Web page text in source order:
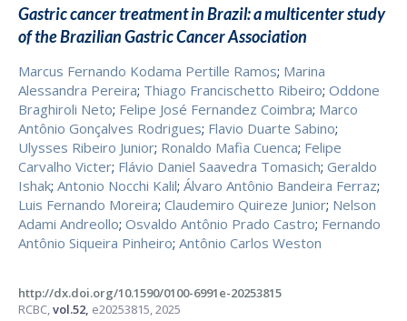
Gastric cancer treatment in Brazil: a multicenter study
of the Brazilian Gastric Cancer Association
Marcus Fernando Kodama Pertille Ramos; Marina
Alessandra Pereira; Thiago Francischetto Ribeiro; Oddone
Braghiroli Neto; Felipe José Fernandez Coimbra; Marco
Antônio Gonçalves Rodrigues; Flavio Duarte Sabino;
Ulysses Ribeiro Junior; Ronaldo Mafia Cuenca; Felipe
Carvalho Victer; Flávio Daniel Saavedra Tomasich; Geraldo
Ishak; Antonio Nocchi Kalil; Álvaro Antônio Bandeira Ferraz;
Luis Fernando Moreira; Claudemiro Quireze Junior; Nelson
Adami Andreollo; Osvaldo Antônio Prado Castro; Fernando
Antônio Siqueira Pinheiro; Antônio Carlos Weston
http://dx.doi.org/10.1590/0100-6991e-20253815
RCBC,vol.52, e20253815, 2025